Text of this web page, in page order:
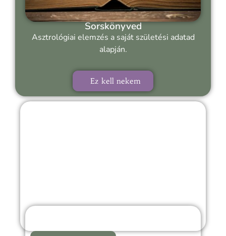
Sorskönyved
Asztrológiai elemzés a saját születési adatad
alapján.
Ez kell nekem